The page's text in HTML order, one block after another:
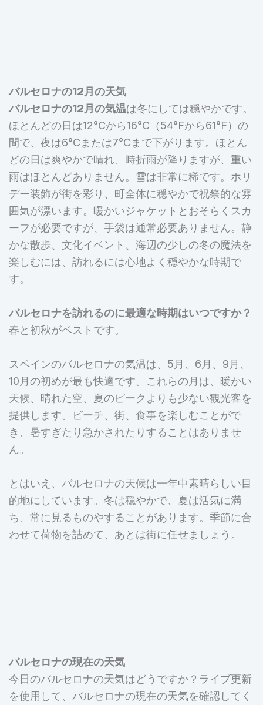
バルセロナの12月の天気
バルセロナの12月の気温は冬にしては穏やかです。
ほとんどの日は12°Cから16°C（54°Fから61°F）の
間で、夜は6°Cまたは7°Cまで下がります。ほとん
どの日は爽やかで晴れ、時折雨が降りますが、重い
雨はほとんどありません。雪は非常に稀です。ホリ
デー装飾が街を彩り、町全体に穏やかで祝祭的な雰
囲気が漂います。暖かいジャケットとおそらくスカ
ーフが必要ですが、手袋は通常必要ありません。静
かな散歩、文化イベント、海辺の少しの冬の魔法を
楽しむには、訪れるには心地よく穏やかな時期で
す。
バルセロナを訪れるのに最適な時期はいつですか？
春と初秋がベストです。
スペインのバルセロナの気温は、5月、6月、9月、
10月の初めが最も快適です。これらの月は、暖かい
天候、晴れた空、夏のピークよりも少ない観光客を
提供します。ビーチ、街、食事を楽しむことがで
き、暑すぎたり急かされたりすることはありませ
ん。
とはいえ、バルセロナの天候は一年中素晴らしい目
的地にしています。冬は穏やかで、夏は活気に満
ち、常に見るものやすることがあります。季節に合
わせて荷物を詰めて、あとは街に任せましょう。
バルセロナの現在の天気
今日のバルセロナの天気はどうですか？ライブ更新
を使用して、バルセロナの現在の天気を確認してく